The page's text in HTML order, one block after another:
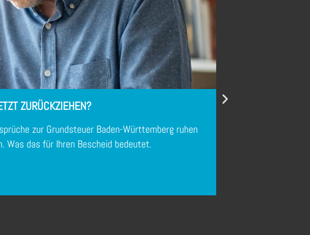
ZURÜCKZIEHEN?
zur Grundsteuer Baden-Württemberg ruhen
Was das für Ihren Bescheid bedeutet.